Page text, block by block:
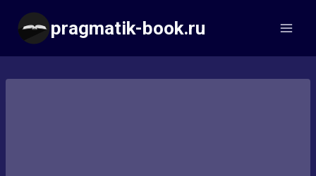
Перейти
содержимому
pragmatik-book.ru